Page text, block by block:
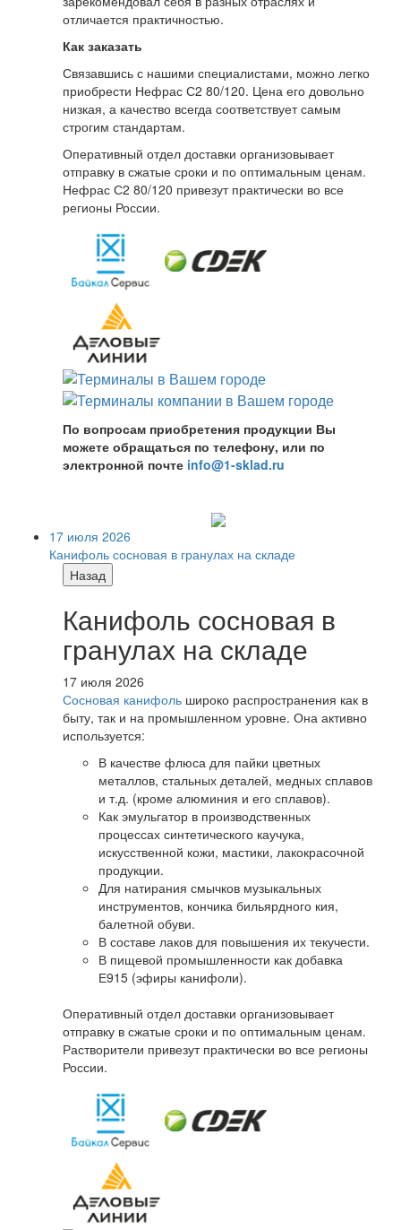
отличается практичностью.
Как заказать
Связавшись с нашими специалистами, можно легко
приобрести Нефрас С2 80/120. Цена его довольно
низкая, а качество всегда соответствует самым
строгим стандартам.
Оперативный отдел доставки организовывает
отправку в сжатые сроки и по оптимальным ценам.
Нефрас С2 80/120 привезут практически во все
регионы России.
По вопросам приобретения продукции Вы
можете обращаться по телефону, или по
электронной почте info@1-sklad.ru
17 июля 2026
Канифоль сосновая в гранулах на складе
Назад
Канифоль сосновая в
гранулах на складе
17 июля 2026
Сосновая канифоль широко распространения как в
быту, так и на промышленном уровне. Она активно
используется:
В качестве флюса для пайки цветных
металлов, стальных деталей, медных сплавов
и т.д. (кроме алюминия и его сплавов).
Как эмульгатор в производственных
процессах синтетического каучука,
искусственной кожи, мастики, лакокрасочной
продукции.
Для натирания смычков музыкальных
инструментов, кончика бильярдного кия,
балетной обуви.
В составе лаков для повышения их текучести.
В пищевой промышленности как добавка
Е915 (эфиры канифоли).
Оперативный отдел доставки организовывает
отправку в сжатые сроки и по оптимальным ценам.
Растворители привезут практически во все регионы
России.